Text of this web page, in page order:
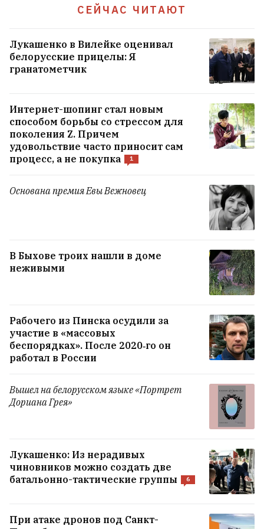
СЕЙЧАС ЧИТАЮТ
Лукашенко в Вилейке оценивал
белорусские прицелы: Я
гранатометчик
Интернет-шопинг стал новым
способом борьбы со стрессом для
поколения Z. Причем
удовольствие часто приносит сам
процесс, а не покупка
1
Основана премия Евы Вежновец
В Быхове троих нашли в доме
неживыми
Рабочего из Пинска осудили за
участие в «массовых
беспорядках». После 2020‑го он
работал в России
Вышел на белорусском языке «Портрет
Дориана Грея»
Лукашенко: Из нерадивых
чиновников можно создать две
батальонно-тактические группы
6
При атаке дронов под Санкт-
В Мозыре из окна девятого этажа выпал
годовалый ребенок
СИЗО, рассказал, как его дело сейчас и
каждый день». Известный тренер погиб
на велотренировке из-за неожиданного
Сын депортированного солдата армии
Андерса из-под Новогрудка отсудил $180
тысяч за страдания отца в советском